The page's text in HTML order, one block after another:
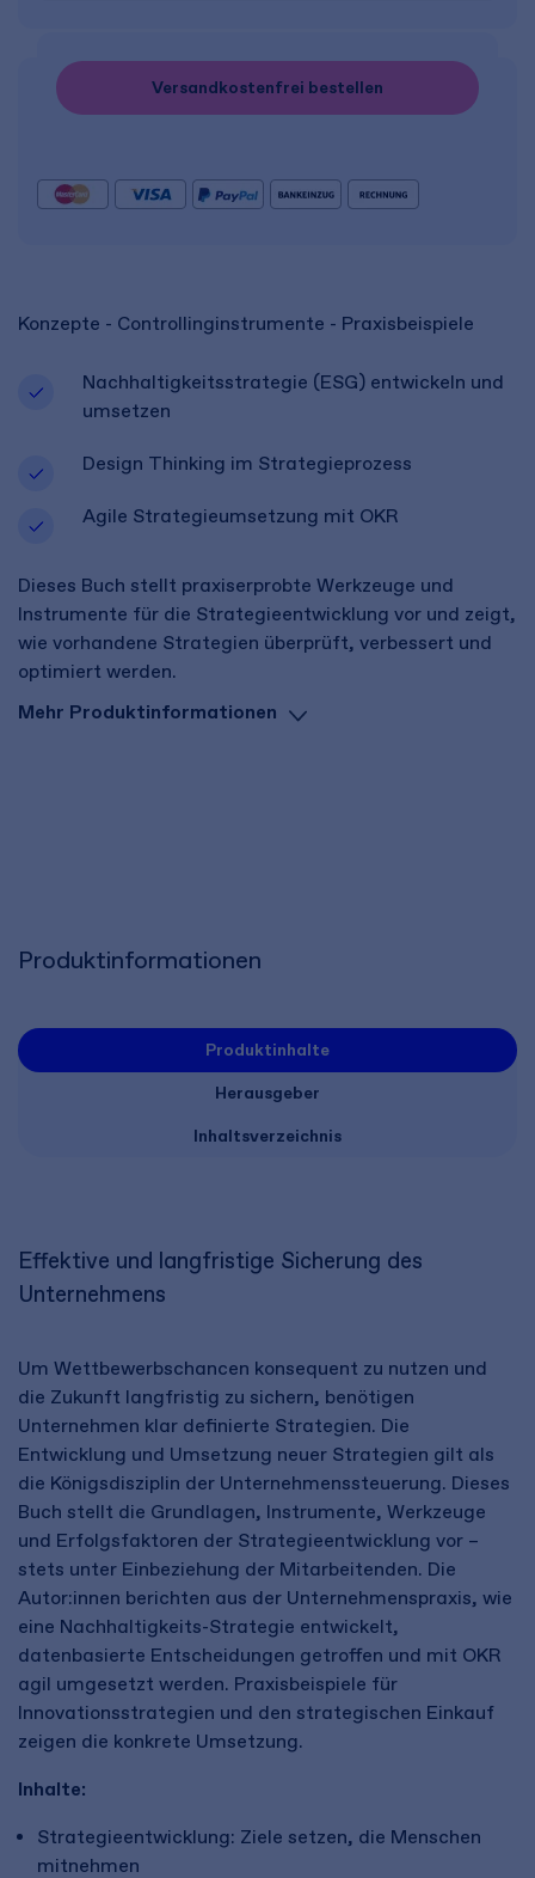
Konzepte - Controllinginstrumente - Praxisbeispiele
Nachhaltigkeitsstrategie (ESG) entwickeln und
umsetzen
Design Thinking im Strategieprozess
Agile Strategieumsetzung mit OKR
Dieses Buch stellt praxiserprobte Werkzeuge und
Instrumente für die Strategieentwicklung vor und zeigt,
wie vorhandene Strategien überprüft, verbessert und
optimiert werden.
Mehr Produktinformationen
Versandkostenfrei bestellen
Produktinformationen
Produktinhalte
Herausgeber
Inhaltsverzeichnis
Effektive und langfristige Sicherung des
Unternehmens
Um Wettbewerbschancen konsequent zu nutzen und
die Zukunft langfristig zu sichern, benötigen
Unternehmen klar definierte Strategien. Die
Entwicklung und Umsetzung neuer Strategien gilt als
die Königsdisziplin der Unternehmenssteuerung. Dieses
Buch stellt die Grundlagen, Instrumente, Werkzeuge
und Erfolgsfaktoren der Strategieentwicklung vor –
stets unter Einbeziehung der Mitarbeitenden. Die
Autor:innen berichten aus der Unternehmenspraxis, wie
eine Nachhaltigkeits-Strategie entwickelt,
datenbasierte Entscheidungen getroffen und mit OKR
agil umgesetzt werden. Praxisbeispiele für
Innovationsstrategien und den strategischen Einkauf
zeigen die konkrete Umsetzung.
Inhalte:
Strategieentwicklung: Ziele setzen, die Menschen
mitnehmen